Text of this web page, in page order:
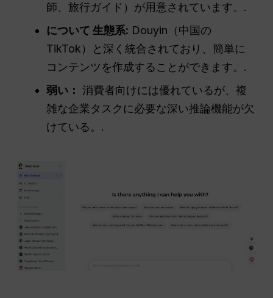
師、旅行ガイド）が用意されています。.
について生態系: Douyin（中国の
TikTok）と深く統合されており、簡単に
コンテンツを作成することができます。.
弱い： 消費者向けには優れているが、複
雑な企業タスクに必要な深い推論機能が欠
けている。.